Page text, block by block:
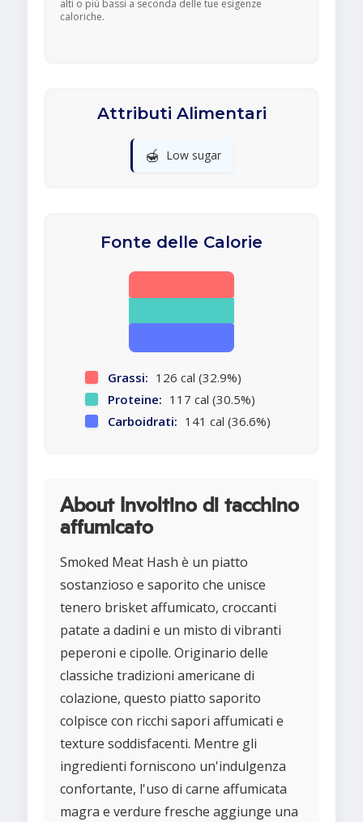
alti o più bassi a seconda delle tue esigenze
caloriche.
Attributi Alimentari
🍯 Low sugar
Fonte delle Calorie
Grassi: 126 cal (32.9%)
Proteine: 117 cal (30.5%)
Carboidrati: 141 cal (36.6%)
About Involtino di tacchino
affumicato
Smoked Meat Hash è un piatto
sostanzioso e saporito che unisce
tenero brisket affumicato, croccanti
patate a dadini e un misto di vibranti
peperoni e cipolle. Originario delle
classiche tradizioni americane di
colazione, questo piatto saporito
colpisce con ricchi sapori affumicati e
texture soddisfacenti. Mentre gli
ingredienti forniscono un'indulgenza
confortante, l'uso di carne affumicata
magra e verdure fresche aggiunge una